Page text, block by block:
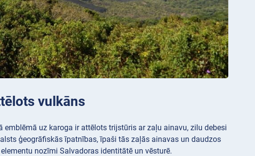
vulkāns
uz karoga ir attēlots trijstūris ar zaļu ainavu, zilu debesi
ģeogrāfiskās īpatnības, īpaši tās zaļās ainavas un daudzos
nozīmi Salvadoras identitātē un vēsturē.